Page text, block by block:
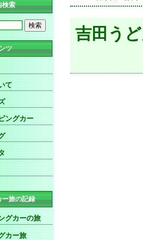
吉田う
検索
ツ
て
ングカー
ー旅の記録
グカーの旅
カー旅